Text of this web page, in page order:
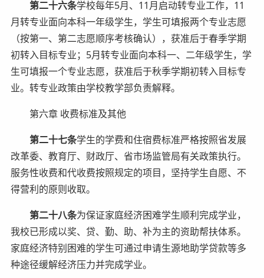
第二十六条学校每年5月、11月启动转专业工作，11
月转专业面向本科一年级学生，学生可填报两个专业志愿
（按第一、第二志愿顺序考核确认），获准后于春季学期
初转入目标专业；5月转专业面向本科一、二年级学生，学
生可填报一个专业志愿，获准后于秋季学期初转入目标专
业。转专业政策由学校教学部负责解释。
第六章 收费标准及其他
第二十七条学生的学费和住宿费标准严格按照省发展
改革委、教育厅、财政厅、省市场监管局有关政策执行。
服务性收费和代收费按照规定的项目，坚持学生自愿、不
得营利的原则收取。
第二十八条为保证家庭经济困难学生顺利完成学业，
我校已形成以奖、贷、勤、助、补为主的资助帮扶体系。
家庭经济特别困难的学生可通过申请生源地助学贷款等多
种途径缓解经济压力并完成学业。